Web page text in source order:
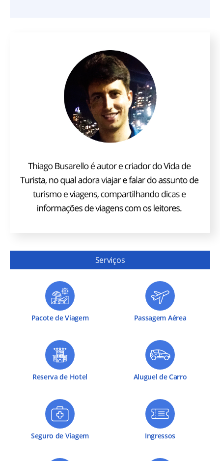
Serviços
Pacote de Viagem Passagem Aérea
Reserva de Hotel Aluguel de Carro
Seguro de Viagem Ingressos